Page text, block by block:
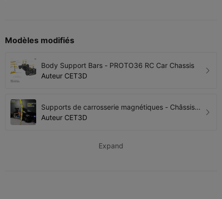
Modèles modifiés
Body Support Bars - PROTO36 RC Car Chassis
Auteur CET3D
Supports de carrosserie magnétiques - Châssis
de voiture RC PROTO36
Auteur CET3D
Expand